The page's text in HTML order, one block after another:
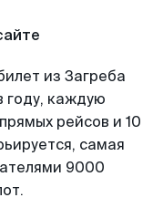
из Загреба
году, каждую
рейсов и 10
самая
9000